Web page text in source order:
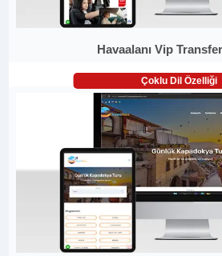
Havaalanı Vip
Çoklu Dil Özelliği